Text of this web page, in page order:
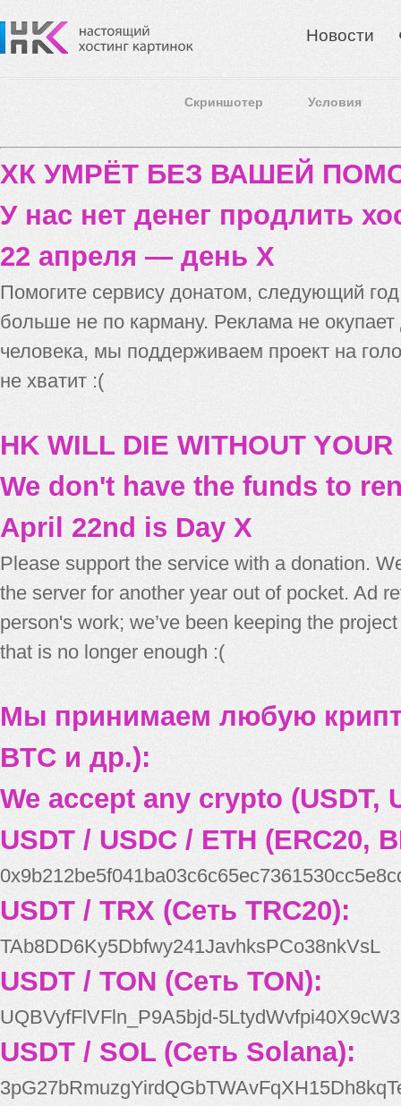
Новости
Скриншотер Условия
ХК УМРЁТ БЕЗ ВАШЕЙ
У нас нет денег продлить
22 апреля — день X
Помогите сервису донатом, следующий
больше не по карману. Реклама не
человека, мы поддерживаем проект на
не хватит :(
HK WILL DIE WITHOUT
We don't have the funds to
April 22nd is Day X
Please support the service with a donation.
the server for another year out of pocket. Ad
person's work; we’ve been keeping the
that is no longer enough :(
Мы принимаем любую
BTC и др.):
We accept any crypto (USDT,
USDT / USDC / ETH (ERC20,
USDT / TRX (Сеть TRC20):
TAb8DD6Ky5Dbfwy241JavhksPCo38nkVsL
USDT / TON (Сеть TON):
UQBVyfFlVFln_P9A5bjd-
USDT / SOL (Сеть Solana):